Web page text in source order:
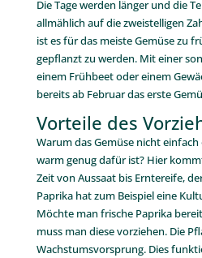
Die Tage werden länger und die
allmählich auf die zweistelligen
ist es für das meiste Gemüse zu
gepflanzt zu werden. Mit einer
einem Frühbeet oder einem
bereits ab Februar das erste
Vorteile des
Warum das Gemüse nicht
warm genug dafür ist? Hier
Zeit von Aussaat bis Erntereife,
Paprika hat zum Beispiel eine
Möchte man frische Paprika
muss man diese vorziehen. Die
Wachstumsvorsprung. Dies